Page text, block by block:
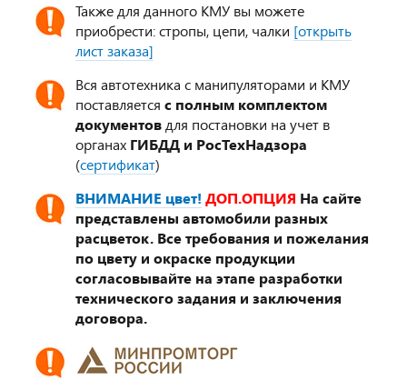
Также для данного КМУ вы можете
приобрести: стропы, цепи, чалки [открыть
лист заказа]
Вся автотехника с манипуляторами и КМУ
поставляется с полным комплектом
документовдля постановки на учет в
органах ГИБДД и РосТехНадзора
(сертификат)
ВНИМАНИЕ цвет! ДОП.ОПЦИЯ На сайте
представлены автомобили разных
расцветок. Все требования и пожелания
по цвету и окраске продукции
согласовывайте на этапе разработки
технического задания и заключения
договора.